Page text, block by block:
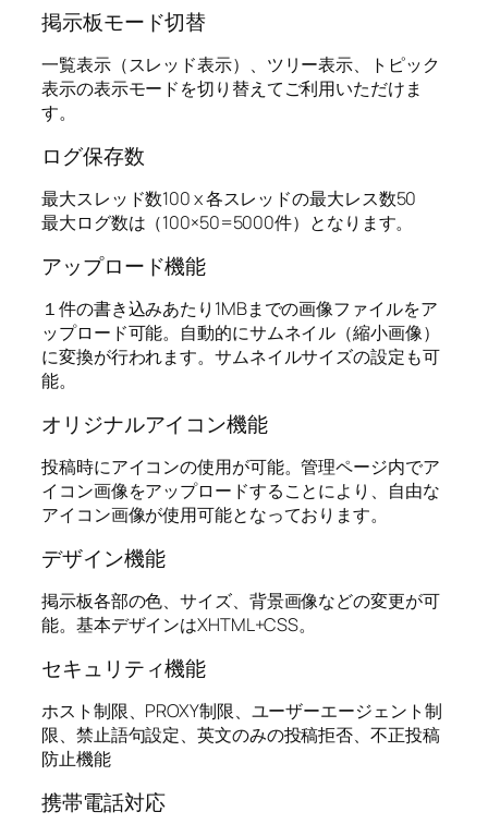
掲示板モード切替
一覧表示（スレッド表示）、ツリー表示、トピック
表示の表示モードを切り替えてご利用いただけま
す。
ログ保存数
最大スレッド数100 x 各スレッドの最大レス数50
最大ログ数は（100×50=5000件）となります。
アップロード機能
１件の書き込みあたり1MBまでの画像ファイルをア
ップロード可能。自動的にサムネイル（縮小画像）
に変換が行われます。サムネイルサイズの設定も可
能。
オリジナルアイコン機能
投稿時にアイコンの使用が可能。管理ページ内でア
イコン画像をアップロードすることにより、自由な
アイコン画像が使用可能となっております。
デザイン機能
掲示板各部の色、サイズ、背景画像などの変更が可
能。基本デザインはXHTML+CSS。
セキュリティ機能
ホスト制限、PROXY制限、ユーザーエージェント制
限、禁止語句設定、英文のみの投稿拒否、不正投稿
防止機能
携帯電話対応